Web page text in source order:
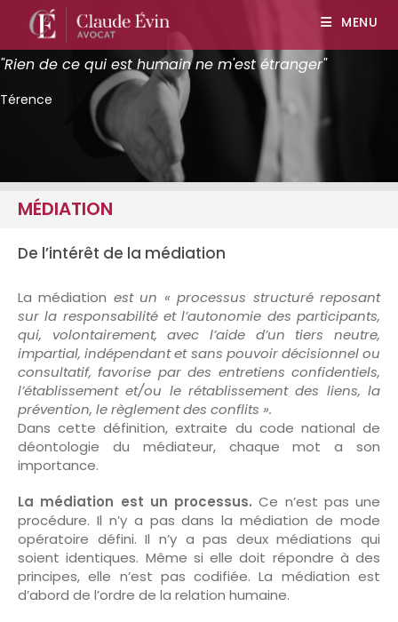
MENU
"Rien de ce qui est humain ne m'est étranger"
Térence
MÉDIATION
De l’intérêt de la médiation
La médiation est un « processus structuré reposant
sur la responsabilité et l’autonomie des participants,
qui, volontairement, avec l’aide d’un tiers neutre,
impartial, indépendant et sans pouvoir décisionnel ou
consultatif, favorise par des entretiens confidentiels,
l’établissement et/ou le rétablissement des liens, la
prévention, le règlement des conflits ».
Dans cette définition, extraite du code national de
déontologie du médiateur, chaque mot a son
importance.
La médiation est un processus. Ce n’est pas une
procédure. Il n’y a pas dans la médiation de mode
opératoire défini. Il n’y a pas deux médiations qui
soient identiques. Même si elle doit répondre à des
principes, elle n’est pas codifiée. La médiation est
d’abord de l’ordre de la relation humaine.